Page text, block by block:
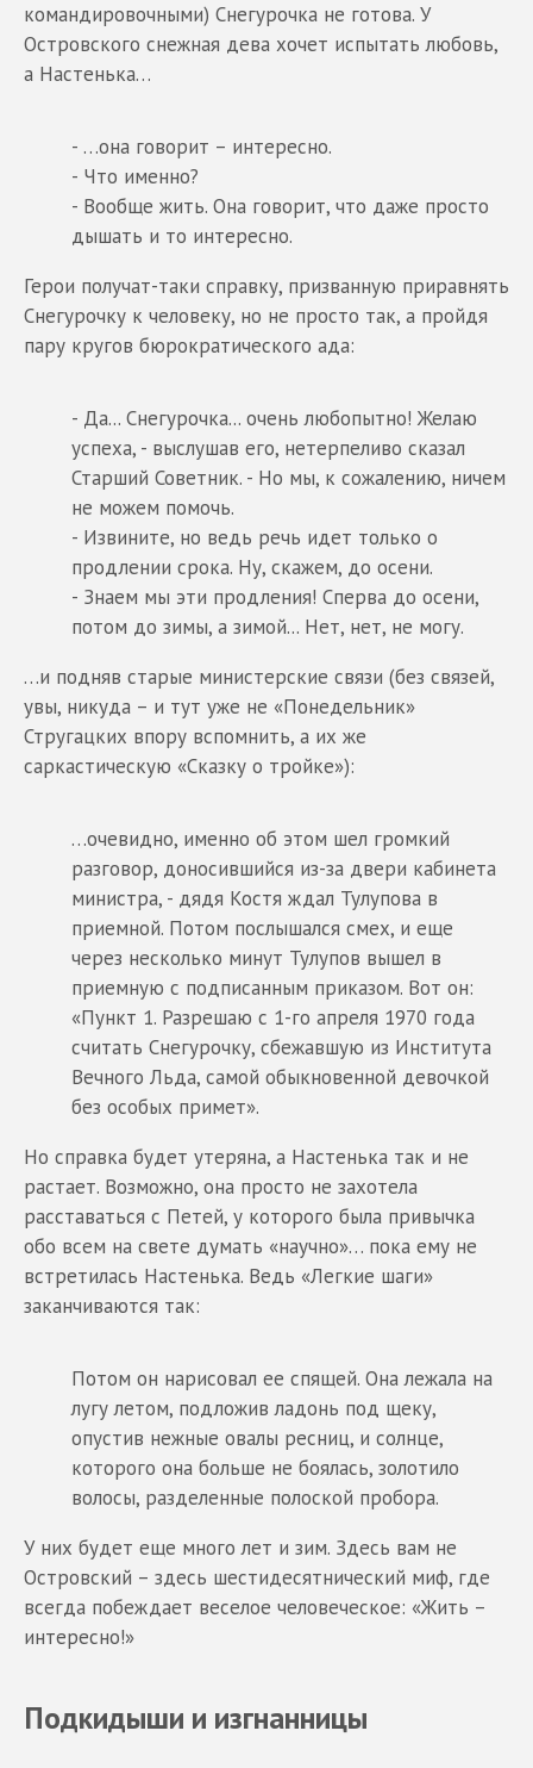
командировочными) Снегурочка не готова. У
Островского снежная дева хочет испытать любовь,
а Настенька…
- …она говорит – интересно.
- Что именно?
- Вообще жить. Она говорит, что даже просто
дышать и то интересно.
Герои получат-таки справку, призванную приравнять
Снегурочку к человеку, но не просто так, а пройдя
пару кругов бюрократического ада:
- Да... Снегурочка... очень любопытно! Желаю
успеха, - выслушав его, нетерпеливо сказал
Старший Советник. - Но мы, к сожалению, ничем
не можем помочь.
- Извините, но ведь речь идет только о
продлении срока. Ну, скажем, до осени.
- Знаем мы эти продления! Сперва до осени,
потом до зимы, а зимой... Нет, нет, не могу.
…и подняв старые министерские связи (без связей,
увы, никуда – и тут уже не «Понедельник»
Стругацких впору вспомнить, а их же
саркастическую «Сказку о тройке»):
…очевидно, именно об этом шел громкий
разговор, доносившийся из-за двери кабинета
министра, - дядя Костя ждал Тулупова в
приемной. Потом послышался смех, и еще
через несколько минут Тулупов вышел в
приемную с подписанным приказом. Вот он:
«Пункт 1. Разрешаю с 1-го апреля 1970 года
считать Снегурочку, сбежавшую из Института
Вечного Льда, самой обыкновенной девочкой
без особых примет».
Но справка будет утеряна, а Настенька так и не
растает. Возможно, она просто не захотела
расставаться с Петей, у которого была привычка
обо всем на свете думать «научно»… пока ему не
встретилась Настенька. Ведь «Легкие шаги»
заканчиваются так:
Потом он нарисовал ее спящей. Она лежала на
лугу летом, подложив ладонь под щеку,
опустив нежные овалы ресниц, и солнце,
которого она больше не боялась, золотило
волосы, разделенные полоской пробора.
У них будет еще много лет и зим. Здесь вам не
Островский – здесь шестидесятнический миф, где
всегда побеждает веселое человеческое: «Жить –
интересно!»
Подкидыши и изгнанницы